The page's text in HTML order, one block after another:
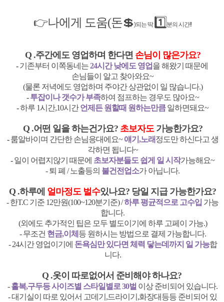
👉나에게 도움(돈💲)되는 딱 1️⃣ 분의 시간!!
Q .주간에도 영업하며 한다면 손님이 많은가요?
-기존부터 이쪽동네는24시간 낮에도 영업을 해왔기 때문에
손님들이 알고 찾아와요~
(물론 저녁에도 영업하며 주야간 상관없이 일 많습니다.)
- 투잡이나 갯수가 부족하여 점프하는 경우도 많아요~
-하루 1시간,10시간언제든 원할때 원하는만큼일하면돼요~
Q .어떤 일을 하는건가요? 초보자도가능한가요?
-룸알바이며 간단한 손님응대에요~ 얘기,노래정도만 하신다고 생
각하면 됩니다~
-일이 어렵지않기 때문에 초보자분들도 쉽게 일 시작가능해요~
- 퇴 폐 / 노출등의 불건전업소가 아닙니다.
Q .하루에 얼마정도 벌수있나요? 당일 지급 가능한가요?
- 한T.C 기준 12만원(100~120분기준) /하루 평균적으로 고수입 가능
합니다.
(외에도 추가적인 팁은 모두 별도이기에 하루 고페이 가능.)
- 무조건 현금,이체 등 원하시는 방법으로 결제 가능합니다.
- 24시간 영업이기에 돈욕심만 있다면 체력 닿는데까지 일 가능합
니다.
Q .옷이 따로없어서 준비해야 하나요?
-홀복,구두등 사이즈별 스타일별로 30벌 이상 준비되어 있습니다.
- 대기실이 따로 있어서 고데기,드라이기,화장대등등 준비되어 있